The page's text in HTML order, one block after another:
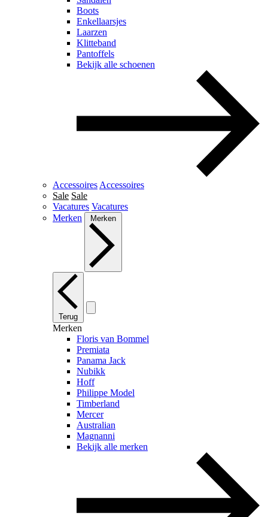
Boots
Enkellaarsjes
Laarzen
Klitteband
Pantoffels
Bekijk alle schoenen
Accessoires Accessoires
Sale Sale
Vacatures Vacatures
Merken
Merken
Terug
Merken
Floris van Bommel
Premiata
Panama Jack
Nubikk
Hoff
Philippe Model
Timberland
Mercer
Australian
Magnanni
Bekijk alle merken